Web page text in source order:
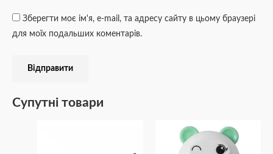
Зберегти моє ім'я, e-mail, та адресу сайту в цьому браузері
для моїх подальших коментарів.
Супутні товари